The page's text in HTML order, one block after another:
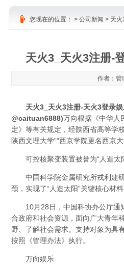
您现在的位置： > 公司新闻 > 天火
天火3_天火3注册-
作者：
天火3_天火3注册-天火3登录
@caituan6888)万向根据《中华人
定》等有关规定，经陕西省高等学
陕西文理大学”“西京学院更名西京
可控核聚变装置被誉为“人造太
中国科学院金属研究所戎利建研
颈，实现了“人造太阳”关键核心材料
10月28日，中国科协办公厅通知
合政府和社会资源，面向广大青年
野、了解社会需求。支持对象为具
按照《管理办法》执行。
万向娱乐